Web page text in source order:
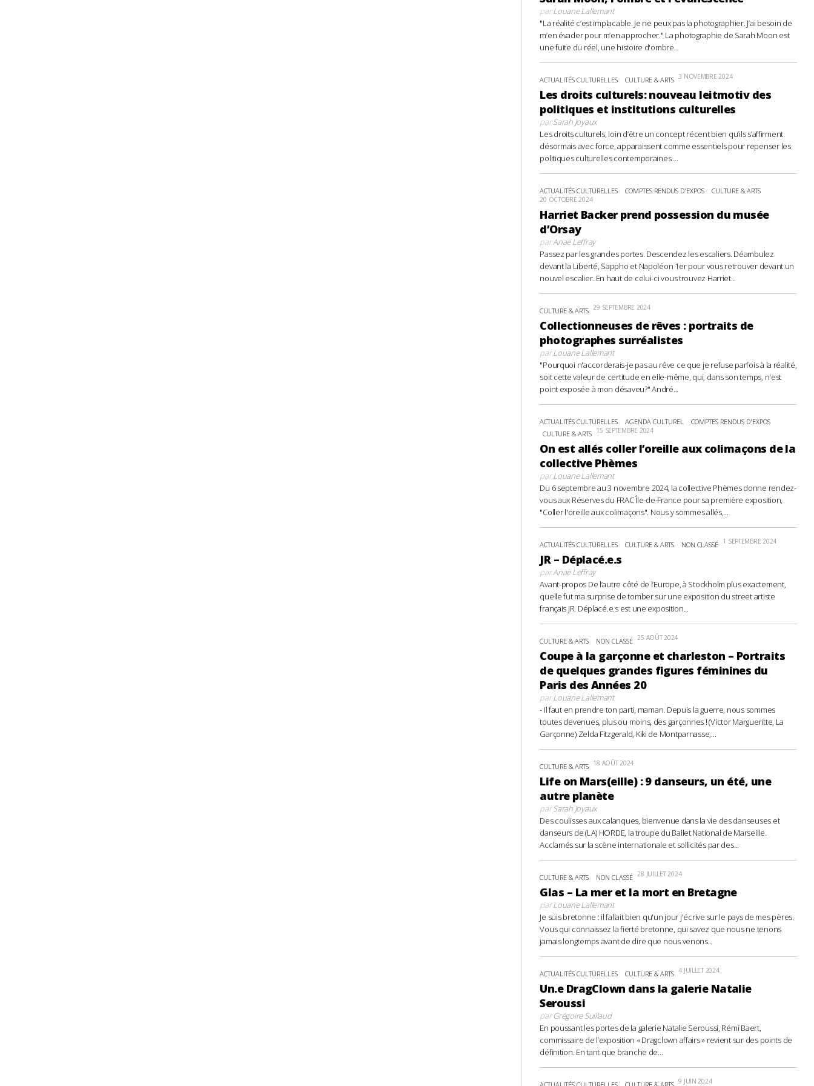
parLouane Lallemant
"La réalité c’est implacable. Je ne peux pas la photographier. J’ai besoin de
m’en évader pour m’en approcher." La photographie de Sarah Moon est
une fuite du réel, une histoire d'ombre...
ACTUALITÉS CULTURELLES CULTURE & ARTS 3 NOVEMBRE 2024
Les droits culturels: nouveau leitmotiv des
politiques et institutions culturelles
parSarah Joyaux
Les droits culturels, loin d’être un concept récent bien qu’ils s’affirment
désormais avec force, apparaissent comme essentiels pour repenser les
politiques culturelles contemporaines....
ACTUALITÉS CULTURELLES COMPTES RENDUS D'EXPOS CULTURE & ARTS
20 OCTOBRE 2024
Harriet Backer prend possession du musée
d’Orsay
parAnaë Leffray
Passez par les grandes portes. Descendez les escaliers. Déambulez
devant la Liberté, Sappho et Napoléon 1er pour vous retrouver devant un
nouvel escalier. En haut de celui-ci vous trouvez Harriet...
CULTURE & ARTS 29 SEPTEMBRE 2024
Collectionneuses de rêves : portraits de
photographes surréalistes
parLouane Lallemant
"Pourquoi n'accorderais-je pas au rêve ce que je refuse parfois à la réalité,
soit cette valeur de certitude en elle-même, qui, dans son temps, n'est
point exposée à mon désaveu?" André...
ACTUALITÉS CULTURELLES AGENDA CULTUREL
COMPTES RENDUS D'EXPOS
CULTURE & ARTS 15 SEPTEMBRE 2024
On est allés coller l’oreille aux colimaçons de la
collective Phèmes
parLouane Lallemant
Du 6 septembre au 3 novembre 2024, la collective Phèmes donne rendez-
vous aux Réserves du FRAC Île-de-France pour sa première exposition,
"Coller l'oreille aux colimaçons". Nous y sommes allés,...
ACTUALITÉS CULTURELLES CULTURE & ARTS NON CLASSÉ 1 SEPTEMBRE 2024
JR – Déplacé.e.s
parAnaë Leffray
Avant-propos De l’autre côté de l’Europe, à Stockholm plus exactement,
quelle fut ma surprise de tomber sur une exposition du street artiste
français JR. Déplacé.e.s est une exposition...
CULTURE & ARTS NON CLASSÉ 25 AOÛT 2024
Coupe à la garçonne et charleston – Portraits
de quelques grandes figures féminines du
Paris des Années 20
parLouane Lallemant
- Il faut en prendre ton parti, maman. Depuis la guerre, nous sommes
toutes devenues, plus ou moins, des garçonnes ! (Victor Margueritte, La
Garçonne) Zelda Fitzgerald, Kiki de Montparnasse,...
CULTURE & ARTS 18 AOÛT 2024
Life on Mars(eille) : 9 danseurs, un été, une
autre planète
parSarah Joyaux
Des coulisses aux calanques, bienvenue dans la vie des danseuses et
danseurs de (LA) HORDE, la troupe du Ballet National de Marseille.
Acclamés sur la scène internationale et sollicités par des...
CULTURE & ARTS NON CLASSÉ 28 JUILLET 2024
Glas – La mer et la mort en Bretagne
parLouane Lallemant
Je suis bretonne : il fallait bien qu'un jour j'écrive sur le pays de mes pères.
Vous qui connaissez la fierté bretonne, qui savez que nous ne tenons
jamais longtemps avant de dire que nous venons...
ACTUALITÉS CULTURELLES CULTURE & ARTS 4 JUILLET 2024
Un.e DragClown dans la galerie Natalie
Seroussi
parGrégoire Suillaud
En poussant les portes de la galerie Natalie Seroussi, Rémi Baert,
commissaire de l’exposition « Dragclown affairs » revient sur des points de
définition. En tant que branche de...
9 JUIN 2024